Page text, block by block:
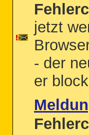
jetzt
- der
er